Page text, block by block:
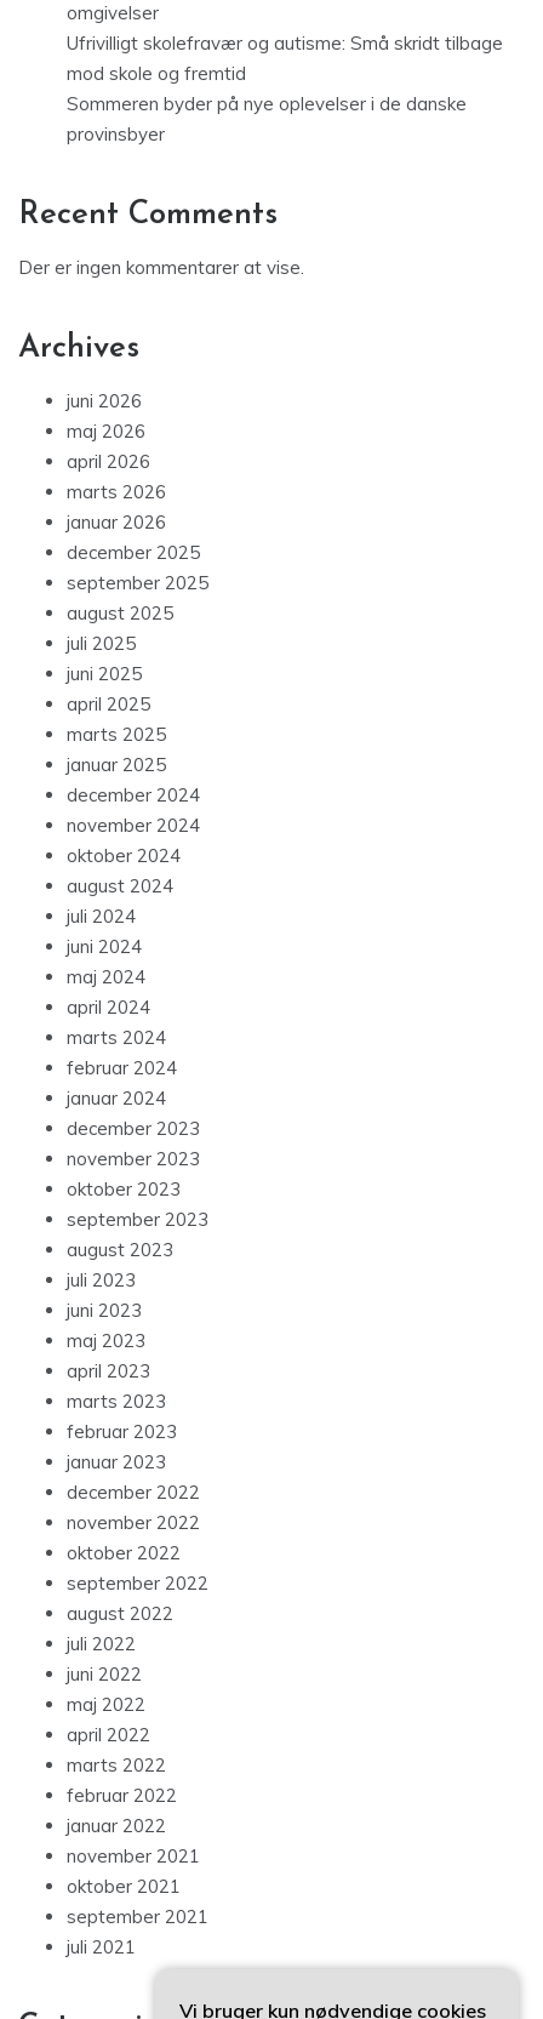
omgivelser
Ufrivilligt skolefravær og autisme: Små skridt tilbage
mod skole og fremtid
Sommeren byder på nye oplevelser i de danske
provinsbyer
Recent Comments
Der er ingen kommentarer at vise.
Archives
juni 2026
maj 2026
april 2026
marts 2026
januar 2026
december 2025
september 2025
august 2025
juli 2025
juni 2025
april 2025
marts 2025
januar 2025
december 2024
november 2024
oktober 2024
august 2024
juli 2024
juni 2024
maj 2024
april 2024
marts 2024
februar 2024
januar 2024
december 2023
november 2023
oktober 2023
september 2023
august 2023
juli 2023
juni 2023
maj 2023
april 2023
marts 2023
februar 2023
januar 2023
december 2022
november 2022
oktober 2022
september 2022
august 2022
juli 2022
juni 2022
maj 2022
april 2022
marts 2022
februar 2022
januar 2022
november 2021
oktober 2021
september 2021
juli 2021
Vi bruger kun nødvendige cookies